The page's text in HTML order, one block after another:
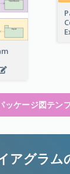
ッケージ図テン
アグラム